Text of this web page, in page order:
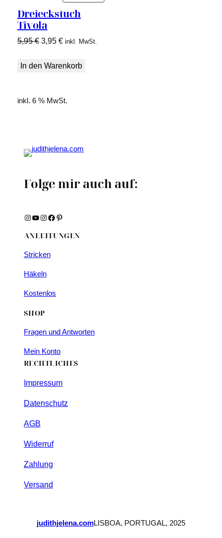
IM
Dreieckstuch
Tivola
5,95€ Ursprünglicher
war:
3,95 €Aktueller
ist:
inkl. MwSt.
In den Warenkorb
inkl. 6 % MwSt.
Folge mir auch auf:
Instagram YouTube Instagram Facebook Pinterest
ANLEITUNGEN
Stricken
Häkeln
Kostenlos
SHOP
Fragen und Antworten
Mein Konto
RECHTLICHES
Impressum
Datenschutz
AGB
Widerruf
Zahlung
Versand
judithjelena.comLISBOA, PORTUGAL, 2025